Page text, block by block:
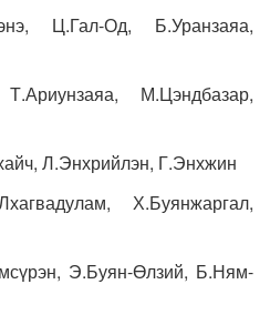
Ц.Гал-Од, Б.Уранзаяа,
М.Цэндбазар,
Л.Энхрийлэн, Г.Энхжин
Х.Буянжаргал,
Э.Буян-Өлзий, Б.Ням-